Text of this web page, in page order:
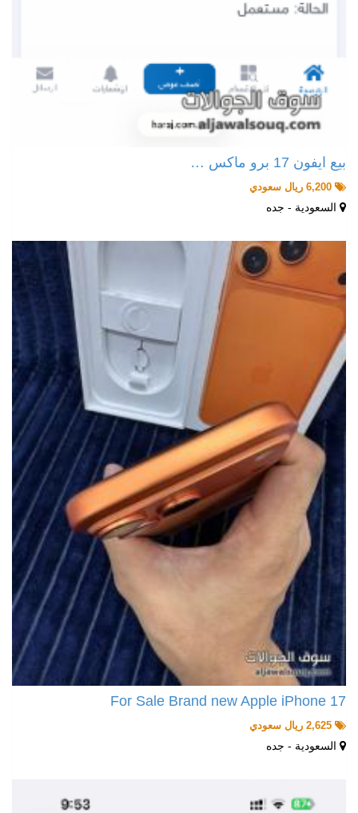
بيع ايفون 17 برو ماكس …
السعودية - جده
For Sale Brand new Apple iPhone 17
السعودية - جده